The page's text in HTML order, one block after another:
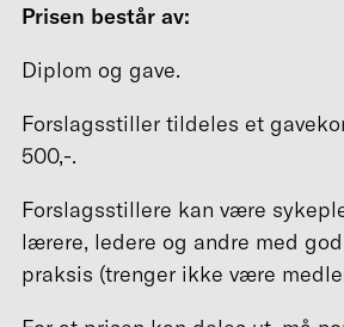
Prisen består av:
Diplom og gave.
Forslagsstiller tildeles et
500,-.
Forslagsstillere kan være
lærere, ledere og andre med
praksis (trenger ikke være